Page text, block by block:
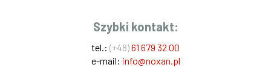
Szybki kontakt:
tel.: (+48)61 679 32 00
e-mail: info@noxan.pl